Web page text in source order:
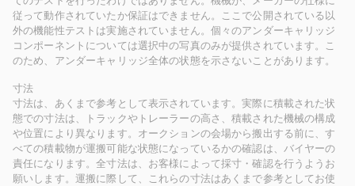
従って動作されていたか保証はできません。ここで公開されている以
外の機能性テストは実施されていません。個々のアンダーキャリッジ
コンポーネントについては選択中の写真のみが提供されています。こ
のため、アンダーキャリッジ全体の状態を示さないことがあります。
寸法
寸法は、あくまで参考として表示されています。実際に積載された状
態での寸法は、トラックやトレーラーの高さ、積載された機械の構成
や位置により異なります。オークションの会場から搬出する前に、す
べての積載物が運搬可能な状態になっているかの確認は、バイヤーの
責任になります。全寸法は、お客様によって採寸・確認を行うようお
願いします。運搬に際して、これらの寸法はあくまで参考としてお使